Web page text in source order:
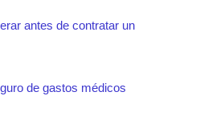
antes de contratar un
de gastos médicos